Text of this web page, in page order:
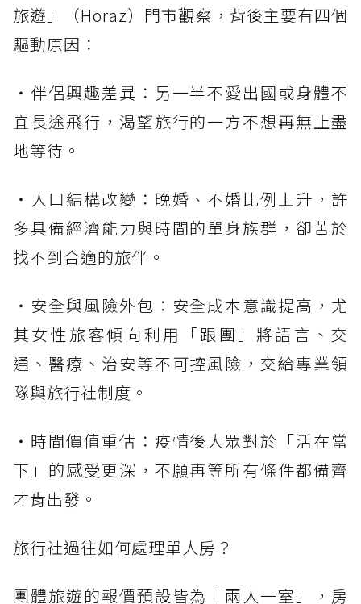
旅遊」（Horaz）門市觀察，背後主要有四個
驅動原因：
・伴侶興趣差異：另一半不愛出國或身體不
宜長途飛行，渴望旅行的一方不想再無止盡
地等待。
・人口結構改變：晚婚、不婚比例上升，許
多具備經濟能力與時間的單身族群，卻苦於
找不到合適的旅伴。
・安全與風險外包：安全成本意識提高，尤
其女性旅客傾向利用「跟團」將語言、交
通、醫療、治安等不可控風險，交給專業領
隊與旅行社制度。
・時間價值重估：疫情後大眾對於「活在當
下」的感受更深，不願再等所有條件都備齊
才肯出發。
旅行社過往如何處理單人房？
團體旅遊的報價預設皆為「兩人一室」，房